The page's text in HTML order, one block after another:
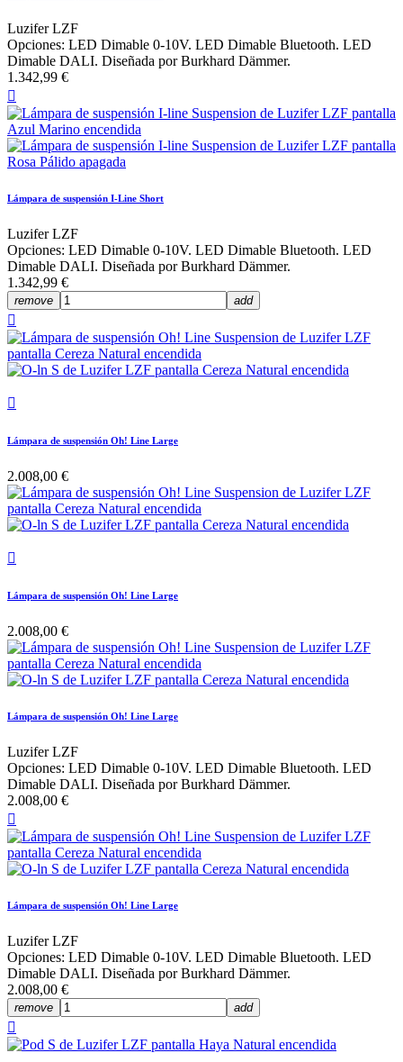
Luzifer LZF
Opciones: LED Dimable 0-10V. LED Dimable Bluetooth. LED
Dimable DALI. Diseñada por Burkhard Dämmer.
1.342,99 €

Lámpara de suspensión I-Line Short
Luzifer LZF
Opciones: LED Dimable 0-10V. LED Dimable Bluetooth. LED
Dimable DALI. Diseñada por Burkhard Dämmer.
1.342,99 €
remove add


Lámpara de suspensión Oh! Line Large
2.008,00 €

Lámpara de suspensión Oh! Line Large
2.008,00 €
Lámpara de suspensión Oh! Line Large
Luzifer LZF
Opciones: LED Dimable 0-10V. LED Dimable Bluetooth. LED
Dimable DALI. Diseñada por Burkhard Dämmer.
2.008,00 €

Lámpara de suspensión Oh! Line Large
Luzifer LZF
Opciones: LED Dimable 0-10V. LED Dimable Bluetooth. LED
Dimable DALI. Diseñada por Burkhard Dämmer.
2.008,00 €
remove add
